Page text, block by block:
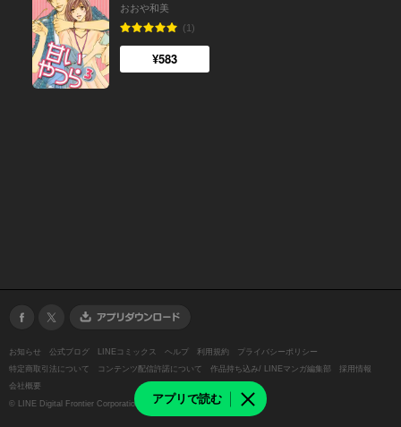
アプリで読む
おおや和美
(1)
¥583
お知らせ 公式ブログ LINEコミックス ヘルプ 利用規約
プライバシーポリシー
特定商取引法について
コンテンツ配信許諾について 作品持ち込み/ LINEマンガ編集部
採用情報
会社概要
© LINE Digital Frontier Corporation